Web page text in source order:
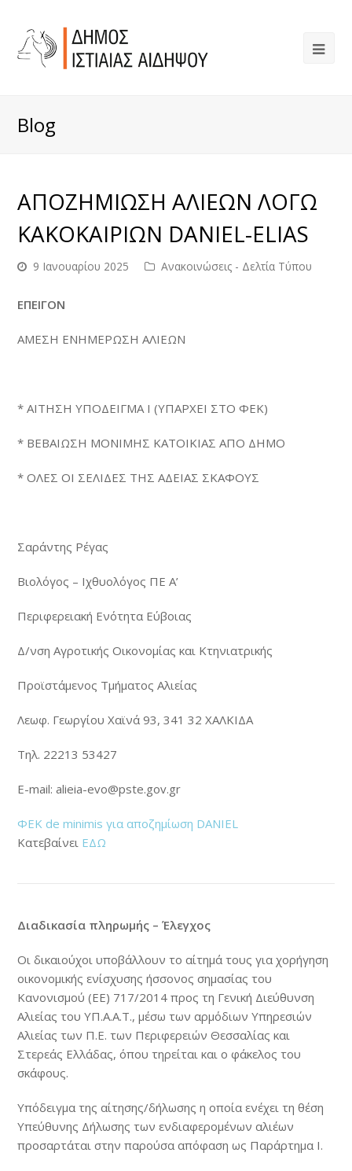
Blog
ΑΠΟΖΗΜΙΩΣΗ ΑΛΙΕΩΝ ΛΟΓΩ
ΚΑΚΟΚΑΙΡΙΩΝ DANIEL-ELIAS
9 Ιανουαρίου 2025 Ανακοινώσεις - Δελτία Τύπου
ΕΠΕΙΓΟΝ
ΑΜΕΣΗ ΕΝΗΜΕΡΩΣΗ ΑΛΙΕΩΝ
* ΑΙΤΗΣΗ ΥΠΟΔΕΙΓΜΑ Ι (ΥΠΑΡΧΕΙ ΣΤΟ ΦΕΚ)
* ΒΕΒΑΙΩΣΗ ΜΟΝΙΜΗΣ ΚΑΤΟΙΚΙΑΣ ΑΠΟ ΔΗΜΟ
* ΟΛΕΣ ΟΙ ΣΕΛΙΔΕΣ ΤΗΣ ΑΔΕΙΑΣ ΣΚΑΦΟΥΣ
Σαράντης Ρέγας
Βιολόγος – Ιχθυολόγος ΠΕ Α’
Περιφερειακή Ενότητα Εύβοιας
Δ/νση Αγροτικής Οικονομίας και Κτηνιατρικής
Προϊστάμενος Τμήματος Αλιείας
Λεωφ. Γεωργίου Χαϊνά 93, 341 32 ΧΑΛΚΙΔΑ
Τηλ. 22213 53427
E-mail: alieia-evo@pste.gov.gr
ΦΕΚ de minimis για αποζημίωση DANIEL
Κατεβαίνει ΕΔΩ
Διαδικασία πληρωμής – Έλεγχος
Οι δικαιούχοι υποβάλλουν το αίτημά τους για χορήγηση
οικονομικής ενίσχυσης ήσσονος σημασίας του
Κανονισμού (ΕΕ) 717/2014 προς τη Γενική Διεύθυνση
Αλιείας του ΥΠ.Α.Α.Τ., μέσω των αρμόδιων Υπηρεσιών
Αλιείας των Π.Ε. των Περιφερειών Θεσσαλίας και
Στερεάς Ελλάδας, όπου τηρείται και ο φάκελος του
σκάφους.
Υπόδειγμα της αίτησης/δήλωσης η οποία ενέχει τη θέση
Υπεύθυνης Δήλωσης των ενδιαφερομένων αλιέων
προσαρτάται στην παρούσα απόφαση ως Παράρτημα Ι.